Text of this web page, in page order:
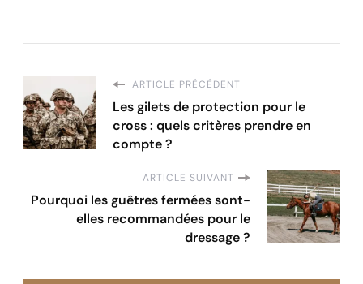
ARTICLE PRÉCÉDENT
Les gilets de protection pour le
cross : quels critères prendre en
compte ?
ARTICLE SUIVANT
Pourquoi les guêtres fermées sont-
elles recommandées pour le
dressage ?